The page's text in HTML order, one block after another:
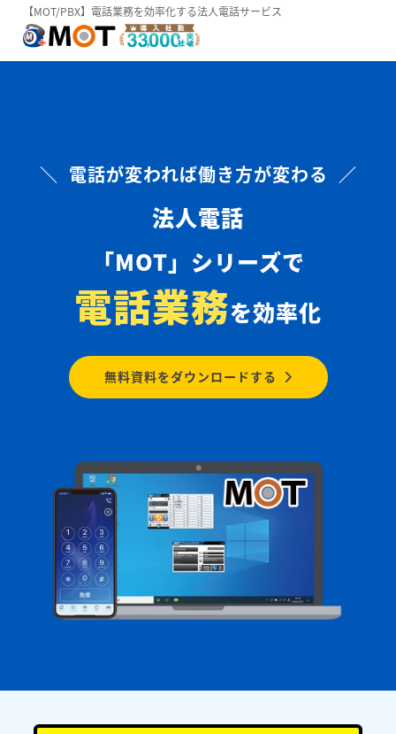
【MOT/PBX】電話業務を効率化する法人電話サービス
＼ 電話が変われば働き方が変わる ／
法人電話
「MOT」シリーズで
電話業務を効率化
無料資料をダウンロードする